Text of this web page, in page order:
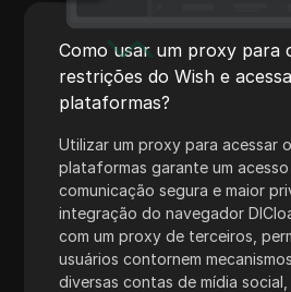
Stripe
Target
Telegram
TikTok
TikTok Ads
TransferWise
Como usar um proxy para
restrições do Wish e
plataformas?
Utilizar um proxy para acessar
plataformas garante um acesso
comunicação segura e maior
integração do navegador
com um proxy de terceiros,
usuários contornem
diversas contas de mídia